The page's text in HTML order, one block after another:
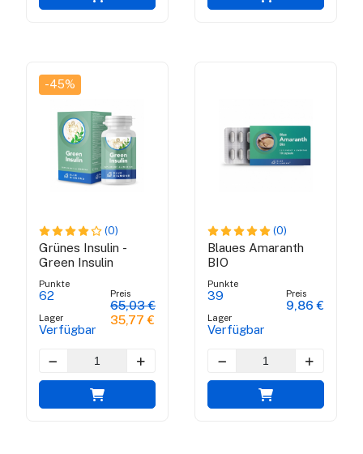
-45%
(0)
Grünes Insulin -
Green Insulin
Punkte
62
Lager
Verfügbar
Preis
65,03 €
35,77 €
(0)
Blaues Amaranth
BIO
Punkte
39
Lager
Verfügbar
Preis
9,86 €